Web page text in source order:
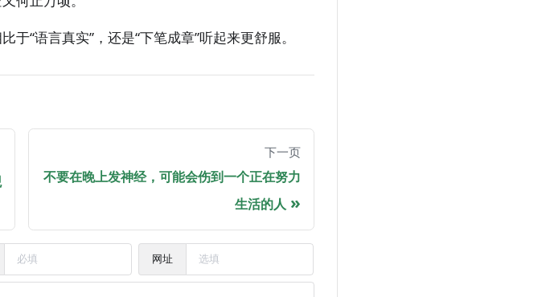
“语言真实”，还是“下笔成章”听起来更舒服。
下一页
不要在晚上发神经，可能会伤到一个正在努力
生活的人
网址